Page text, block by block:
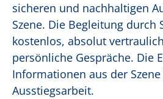
sicheren und nachhaltigen
Szene. Die Begleitung durch
kostenlos, absolut
persönliche Gespräche. Die
Informationen aus der
Ausstiegsarbeit.